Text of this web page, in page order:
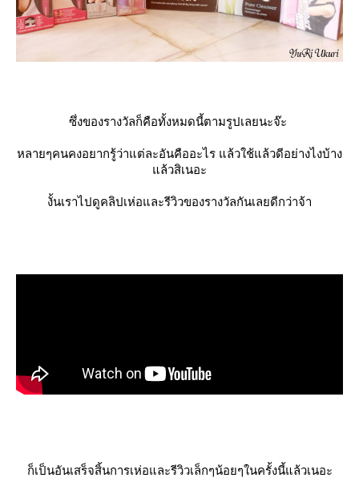
ซึ่งของรางวัลก็คือทั้งหมดนี้ตามรูปเลยนะจ๊ะ
หลายๆคนคงอยากรู้ว่าแต่ละอันคืออะไร แล้วใช้แล้วดีอย่างไงบ้าง
ล้วสิเนอะ
งั้นเราไปดูคลิปเห่อและรีวิวของรางวัลกันเลยดีกว่าจ้า
ก็เป็นอันเสร็จสิ้นการเห่อและรีวิวเล็กๆน้อยๆในครั้งนี้แล้วเนอะ